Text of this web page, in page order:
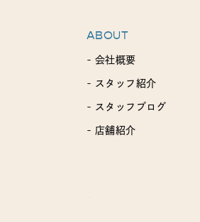
ABOUT
- 会社概要
- スタッフ紹介
- スタッフブログ
- 店舗紹介